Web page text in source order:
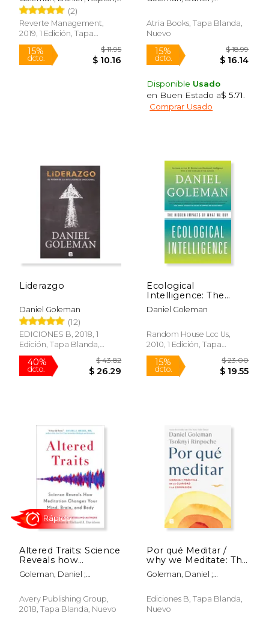
15%
dcto.
50%
$ 15.27
50%
dcto.
Robert ; David, Susan
(2)
Reverte Management,
2019, 1 Edición, Tapa
Blanda, Nuevo
Compassion (en
Atria Books, Tapa Blanda,
Nuevo
Disponible Usado
en Buen Estado a$ 5.71
Comprar Usado
Liderazgo
Daniel Goleman
(12)
EDICIONES B, 2018, 1
Edición, Tapa Blanda,
Nuevo
Ecological
Intelligence: The
Hidden Impacts of
What we buy (en
Daniel Goleman
Random House Lcc Us,
2010, 1 Edición, Tapa
Blanda, Nuevo
Altered Traits: Science
Reveals how
Meditation Changes
Your Mind, Brain, and
Goleman, Daniel ;
Avery Publishing Group,
2018, Tapa Blanda, Nuevo
Por qué Meditar /
why we Meditate: The
Science and Practice
of Clarity and Compa
Goleman, Daniel ;
Ediciones B, Tapa Blanda,
Nuevo